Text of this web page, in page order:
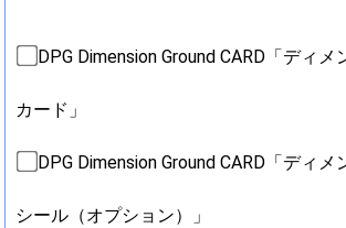
DPG Dimension Ground CARD「ディ
カード」
DPG Dimension Ground CARD「ディ
シール（オプション）」